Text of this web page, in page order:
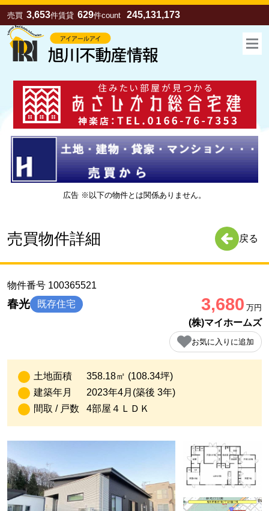
売買 3,653件賃貸 629件count 245,131,173
広告 ※以下の物件とは関係ありません。
売買物件詳細 戻る
物件番号 100365521
春光 既存住宅 3,680 万円
(株)マイホームズ
お気に入りに追加
土地面積
358.18㎡ (108.34坪)
建築年月
2023年4月(築後 3年)
間取 / 戸数
4部屋４ＬＤＫ